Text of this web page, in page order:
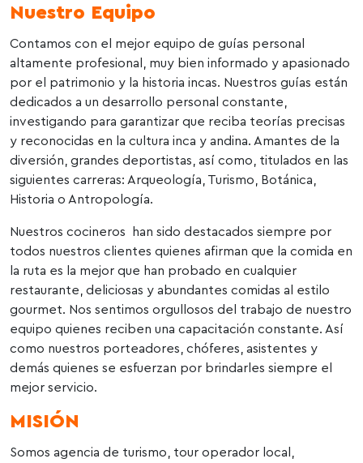
Nuestro Equipo
Contamos con el mejor equipo de guías personal
altamente profesional, muy bien informado y apasionado
por el patrimonio y la historia incas. Nuestros guías están
dedicados a un desarrollo personal constante,
investigando para garantizar que reciba teorías precisas
y reconocidas en la cultura inca y andina. Amantes de la
diversión, grandes deportistas, así como, titulados en las
siguientes carreras: Arqueología, Turismo, Botánica,
Historia o Antropología.
Nuestros cocineros han sido destacados siempre por
todos nuestros clientes quienes afirman que la comida en
la ruta es la mejor que han probado en cualquier
restaurante, deliciosas y abundantes comidas al estilo
gourmet. Nos sentimos orgullosos del trabajo de nuestro
equipo quienes reciben una capacitación constante. Así
como nuestros porteadores, chóferes, asistentes y
demás quienes se esfuerzan por brindarles siempre el
mejor servicio.
MISIÓN
Somos agencia de turismo, tour operador local,